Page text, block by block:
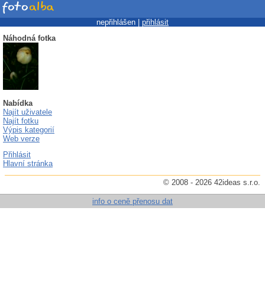
nepřihlášen | přihlásit
Náhodná fotka
Nabídka
Najít uživatele
Najít fotku
Výpis kategorií
Web verze
Přihlásit
Hlavní stránka
© 2008 - 2026 42ideas s.r.o.
info o ceně přenosu dat